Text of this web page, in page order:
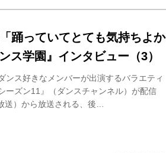
踊っていてとても気持ちよか
ス学園』インタビュー（3）
ンス好きなメンバーが出演するバラエティ
ーズン11』（ダンスチャンネル）が配信
）から放送される、後…